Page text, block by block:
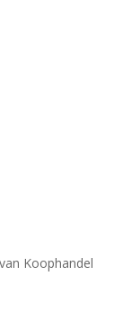
Koophandel